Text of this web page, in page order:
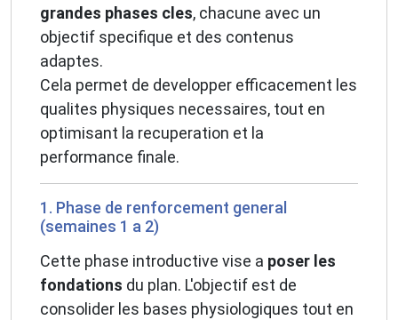
grandes phases cles, chacune avec un
objectif specifique et des contenus
adaptes.
Cela permet de developper efficacement les
qualites physiques necessaires, tout en
optimisant la recuperation et la
performance finale.
1. Phase de renforcement general
(semaines 1 a 2)
Cette phase introductive vise a poser les
fondations du plan. L'objectif est de
consolider les bases physiologiques tout en